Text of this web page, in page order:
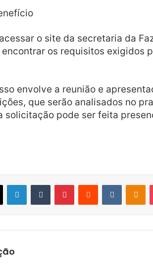
o site da secretaria da
os requisitos exigidos
envolve a reunião e
que serão analisados no
solicitação pode ser feita